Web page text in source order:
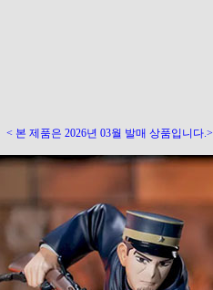
< 본 제품은 2026년 03월 발매 상품입니다.>